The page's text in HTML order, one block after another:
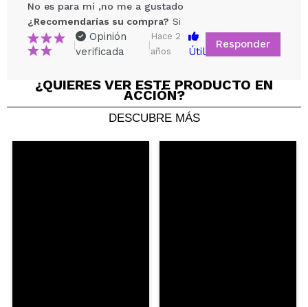
Compartir un vídeo o una foto
No es para mí ,no me a gustado
¿Recomendarías su compra? Si
|
Opinión
verificada
|
Hace 2
años
Útil
Responder
¿QUIERES VER ESTE PRODUCTO EN
ACCIÓN?
DESCUBRE MÁS